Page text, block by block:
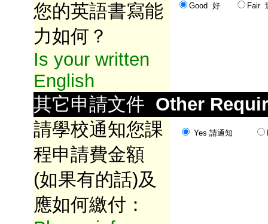
您的英語書寫能
力如何？
Is your written
English
Good 好 Fair
其它申請文件 Other
請學校通知您課
程申請費金額
(如果有的話)及
應如何繳付：
Yes 請通知